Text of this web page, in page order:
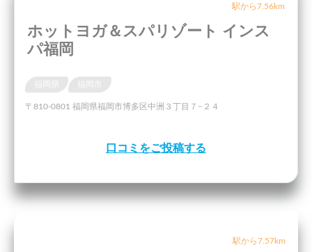
駅から7.56km
ホットヨガ＆スパリゾート インス
パ福岡
〒810-0801 福岡県福岡市博多区中洲３丁目７−２４
口コミをご投稿する
駅から7.57km